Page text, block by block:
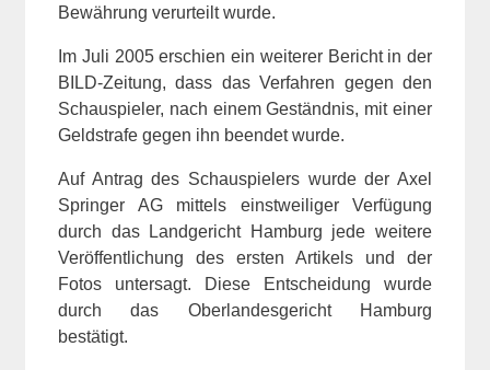
Bewährung verurteilt wurde.
Im Juli 2005 erschien ein weiterer Bericht in der
BILD-Zeitung, dass das Verfahren gegen den
Schauspieler, nach einem Geständnis, mit einer
Geldstrafe gegen ihn beendet wurde.
Auf Antrag des Schauspielers wurde der Axel
Springer AG mittels einstweiliger Verfügung
durch das Landgericht Hamburg jede weitere
Veröffentlichung des ersten Artikels und der
Fotos untersagt. Diese Entscheidung wurde
durch das Oberlandesgericht Hamburg
bestätigt.